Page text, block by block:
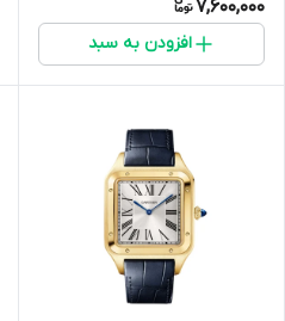
7,600,000
افزودن به سبد